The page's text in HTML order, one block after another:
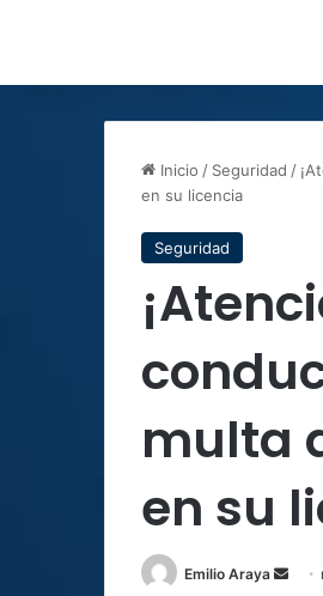
Inicio / Seguridad /
en su licencia
Seguridad
multa
en su
Emilio Araya
Send